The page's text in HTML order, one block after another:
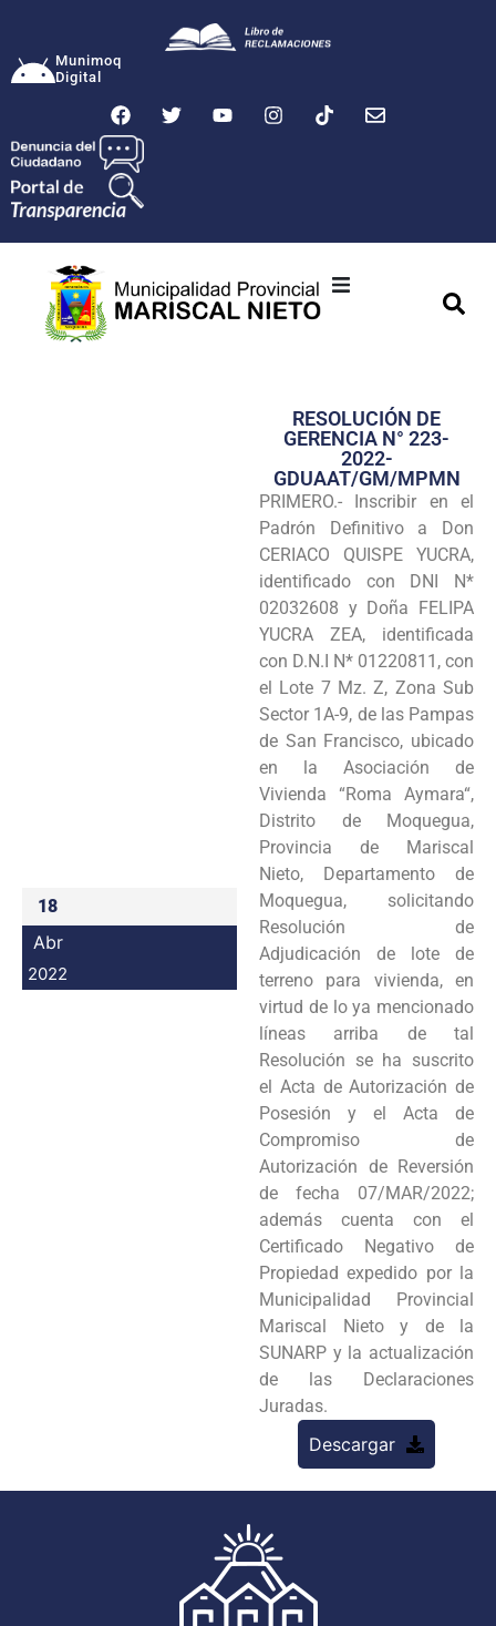
Munimoq
Digital
Transparencia
Seguridad
Programas
Intranet
18
Abr
2022
RESOLUCIÓN DE
GERENCIA N° 223-
2022-
GDUAAT/GM/MPMN
PRIMERO.- Inscribir en el
Padrón Definitivo a Don
CERIACO QUISPE YUCRA,
identificado con DNI N*
02032608 y Doña FELIPA
YUCRA ZEA, identificada
con D.N.I N* 01220811, con
el Lote 7 Mz. Z, Zona Sub
Sector 1A-9, de las Pampas
de San Francisco, ubicado
en la Asociación de
Vivienda “Roma Aymara“,
Distrito de Moquegua,
Provincia de Mariscal
Nieto, Departamento de
Moquegua, solicitando
Resolución de
Adjudicación de lote de
terreno para vivienda, en
virtud de lo ya mencionado
líneas arriba de tal
Resolución se ha suscrito
el Acta de Autorización de
Posesión y el Acta de
Compromiso de
Autorización de Reversión
de fecha 07/MAR/2022;
además cuenta con el
Certificado Negativo de
Propiedad expedido por la
Municipalidad Provincial
Mariscal Nieto y de la
SUNARP y la actualización
de las Declaraciones
Juradas.
Descargar